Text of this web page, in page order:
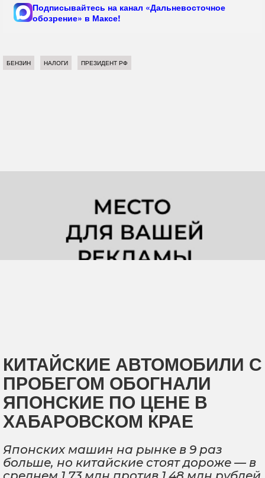
Подписывайтесь на канал «Дальневосточное
обозрение» в Максе!
БЕНЗИН НАЛОГИ ПРЕЗИДЕНТ РФ
КИТАЙСКИЕ АВТОМОБИЛИ С
ПРОБЕГОМ ОБОГНАЛИ
ЯПОНСКИЕ ПО ЦЕНЕ В
ХАБАРОВСКОМ КРАЕ
Японских машин на рынке в 9 раз
больше, но китайские стоят дороже — в